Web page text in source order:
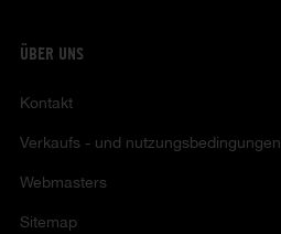
ÜBER UNS
Kontakt
Verkaufs - und nutzungsbedingungen
Webmasters
Sitemap